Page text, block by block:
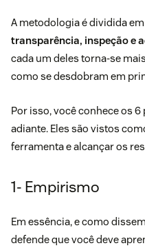
A metodologia é dividida
transparência, inspeção e
cada um deles torna-se
como se desdobram em
Por isso, você conhece os
adiante. Eles são vistos
ferramenta e alcançar os
1- Empirismo
Em essência, e como
defende que você deve